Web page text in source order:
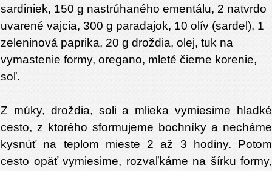
sardiniek, 150 g nastrúhaného ementálu, 2 natvrdo
uvarené vajcia, 300 g paradajok, 10 olív (sardel), 1
zeleninová paprika, 20 g droždia, olej, tuk na
vymastenie formy, oregano, mleté čierne korenie,
soľ.
Z múky, droždia, soli a mlieka vymiesime hladké
cesto, z ktorého sformujeme bochníky a necháme
kysnúť na teplom mieste 2 až 3 hodiny. Potom
cesto opäť vymiesime, rozvaľkáme na šírku formy,